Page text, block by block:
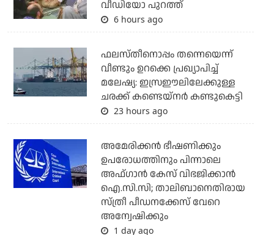
വീഡിയോ പുറത്ത്
6 hours ago
ഫലസ്തീനൊപ്പം തന്നെയെന്ന്
വീണ്ടും ഉറക്കെ പ്രഖ്യാപിച്ച്
മലേഷ്യ: ഇസ്രഈലിലേക്കുള്ള
ചരക്ക് കണ്ടെയ്‌നര്‍ കണ്ടുകെട്ടി
23 hours ago
അമേരിക്കന്‍ ഭീഷണിക്കും
ഉപരോധത്തിനും പിന്നാലെ
അഫ്ഗാന്‍ കേസ് വിഭജിക്കാന്‍
ഐ.സി.സി; താലിബാനെതിരായ
സ്ത്രീ പീഡനക്കേസ് വേറെ
അന്വേഷിക്കും
1 day ago